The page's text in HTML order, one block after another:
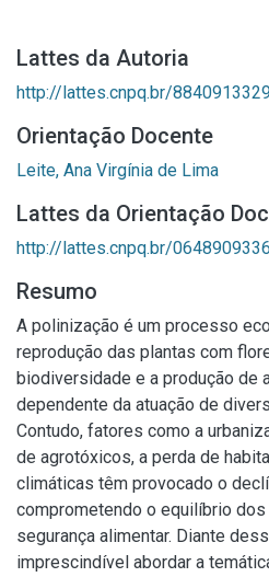
Lattes da Autoria
http://lattes.cnpq.br/
Orientação Docente
Leite, Ana Virgínia de Lima
Lattes da Orientação
http://lattes.cnpq.br/
Resumo
A polinização é um processo
reprodução das plantas com
biodiversidade e a produção de
dependente da atuação de
Contudo, fatores como a
de agrotóxicos, a perda de
climáticas têm provocado o
comprometendo o equilíbrio
segurança alimentar. Diante
imprescindível abordar a